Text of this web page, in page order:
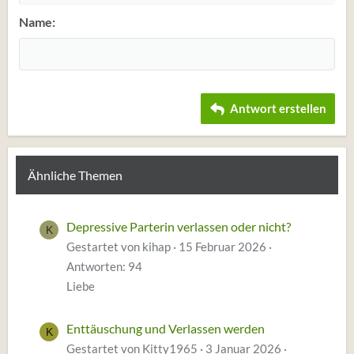
18
Tahoma
Name
Antwort erstellen
Ähnliche Themen
K Depressive Parterin verlassen oder nicht?
Gestartet von kihap
15 Februar 2026
Antworten: 94
Liebe
K Enttäuschung und Verlassen werden
Gestartet von Kitty1965 3 Januar 2026